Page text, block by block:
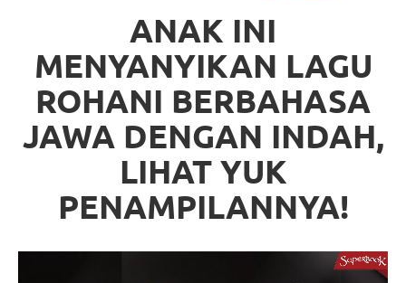
ANAK INI
MENYANYIKAN LAGU
ROHANI BERBAHASA
JAWA DENGAN INDAH,
LIHAT YUK
PENAMPILANNYA!